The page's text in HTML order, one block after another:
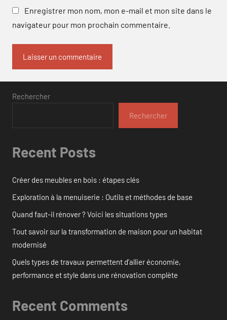
Enregistrer mon nom, mon e-mail et mon site dans le
navigateur pour mon prochain commentaire.
Rechercher
Rechercher
Recent Posts
Créer des meubles en bois : étapes clés
Exploration à la menuiserie : Outils et méthodes de base
Quand faut-il rénover ? Voici les situations types
Tout savoir sur la transformation de maison pour un habitat
modernisé
Quels types de travaux permettent d’allier économie,
performance et style dans une rénovation complète
Recent Comments